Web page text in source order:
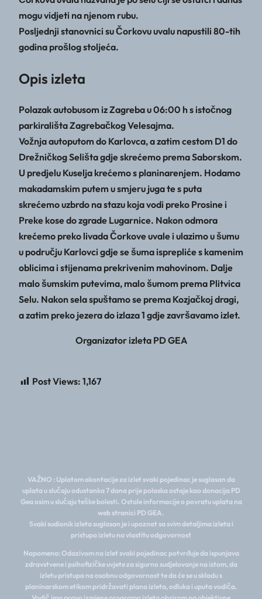
mogu vidjeti na njenom rubu.
Posljednji stanovnici su Čorkovu uvalu napustili 80-tih
godina prošlog stoljeća.
Opis izleta
Polazak autobusom iz Zagreba u 06:00 h s istočnog
parkirališta Zagrebačkog Velesajma.
Vožnja autoputom do Karlovca, a zatim cestom D1 do
Drežničkog Selišta gdje skrećemo prema Saborskom.
U predjelu Kuselja krećemo s planinarenjem. Hodamo
makadamskim putem u smjeru juga te s puta
skrećemo uzbrdo na stazu koja vodi preko Prosine i
Preke kose do zgrade Lugarnice. Nakon odmora
krećemo preko livada Čorkove uvale i ulazimo u šumu
u području Karlovci gdje se šuma isprepliće s kamenim
oblicima i stijenama prekrivenim mahovinom. Dalje
malo šumskim putevima, malo šumom prema Plitvica
Selu. Nakon sela spuštamo se prema Kozjačkoj dragi,
a zatim preko jezera do izlaza 1 gdje završavamo izlet.
Organizator izleta PD GEA
Post Views: 1,167
VAŽNO : Uplatom akontacije za izlet svaki pojedinac je suglasan da
uplata u slučaju odustanka 7 dana prije polaska ostaje kao donacija PD
Gea osim u slučaju teške bolesti. Ostale informacije o povratu uplata na
web stranici PD GEA.
Svaki sudionik izleta suglasan je i upoznat sa svim detaljima izleta i
pristupa izletu na vlastitu odgovornost
Napomena: Odazivom na izlet svaki pojedinac potvrđuje da ispunjava
zdravstvene i psihofizičke uvjete za sigurno sudjelovanje na istom, da
izletu pristupa na osobnu odgovornost te da će se u skladu s
planinarskom etikom pridržavati plana izleta, odluka i uputa vodiča.